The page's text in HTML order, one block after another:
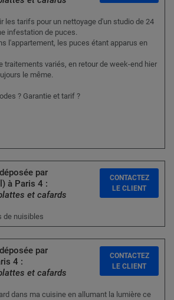
les tarifs pour un nettoyage d'un studio de 24
infestation de puces.
l'appartement, les puces étant apparus en
traitements variés, en retour de week-end hier
le même.
? Garantie et tarif ?
par
à Paris 4 :
et cafards
de nuisibles
CONTACTEZ
LE CLIENT
par
4 :
et cafards
dans ma cuisine en allumant la lumière ce
CONTACTEZ
LE CLIENT